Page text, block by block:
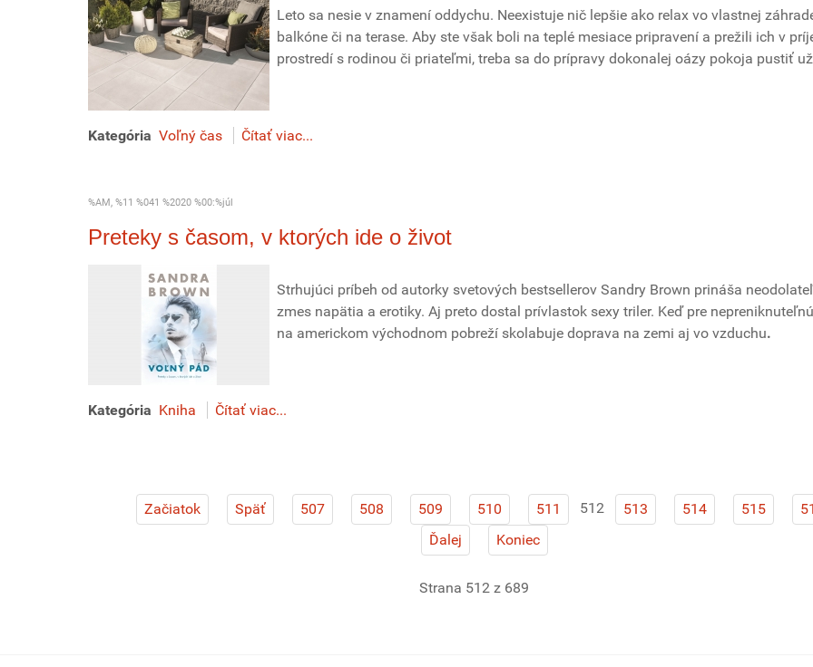
Leto sa nesie v znamení oddychu. Neexistuje nič lepšie ako relax vo vlastnej
balkóne či na terase. Aby ste však boli na teplé mesiace pripravení a prežili ich v
prostredí s rodinou či priateľmi, treba sa do prípravy dokonalej oázy pokoja pustiť
Kategória Voľný čas Čítať viac...
%AM, %11 %041 %2020 %00:%júl
Preteky s časom, v ktorých ide o život
Strhujúci príbeh od autorky svetových bestsellerov Sandry Brown prináša
zmes napätia a erotiky. Aj preto dostal prívlastok sexy triler. Keď pre
na americkom východnom pobreží skolabuje doprava na zemi aj vo vzduchu.
Kategória Kniha Čítať viac...
Začiatok Späť 507 508 509 510 511 512 513 514 515
Ďalej
Koniec
Strana 512 z 689